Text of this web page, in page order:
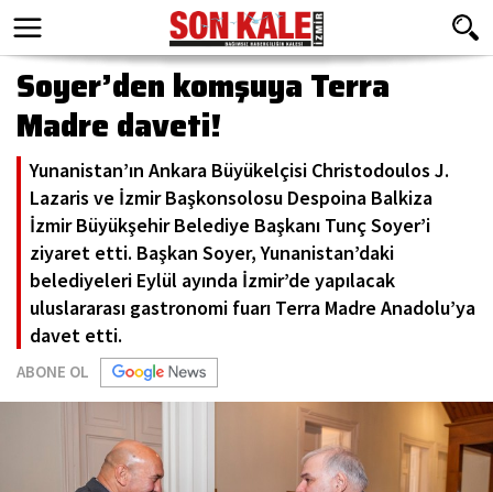
Soyer’den komşuya Terra
Madre daveti!
Yunanistan’ın Ankara Büyükelçisi Christodoulos J.
Lazaris ve İzmir Başkonsolosu Despoina Balkiza
İzmir Büyükşehir Belediye Başkanı Tunç Soyer’i
ziyaret etti. Başkan Soyer, Yunanistan’daki
belediyeleri Eylül ayında İzmir’de yapılacak
uluslararası gastronomi fuarı Terra Madre Anadolu’ya
davet etti.
ABONE OL